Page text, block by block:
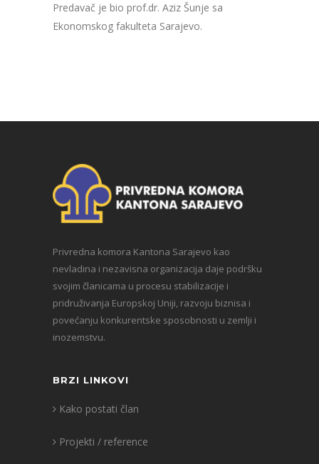
Predavač je bio prof.dr. Aziz Šunje sa
Ekonomskog fakulteta Sarajevo.
Privredna komora Kantona Sarajevo kao
nevladina i nezavisna organizacija daje podršku
svojim članicama u procesu stabilizacije i
pridruživanja Europskoj Uniji, razvoju biznisa i
povećanju konkurentske sposobnosti u zemlji i
inozemstvu.
BRZI LINKOVI
Kako postati član
Projekti / reference